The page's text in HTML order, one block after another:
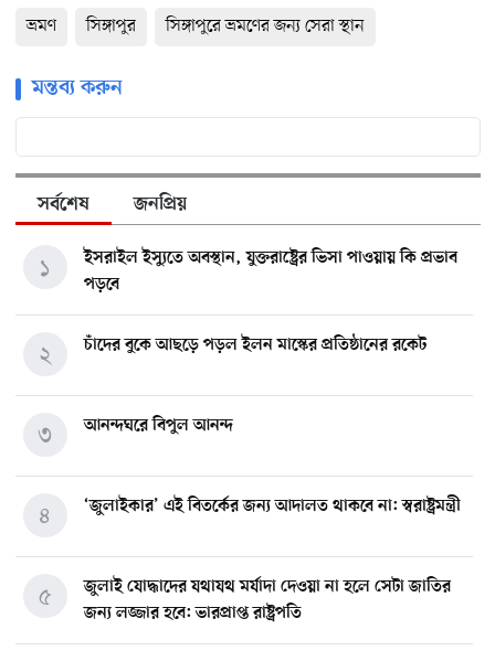
ভ্রমণ সিঙ্গাপুর সিঙ্গাপুরে ভ্রমণের জন্য সেরা স্থান
মন্তব্য করুন
সর্বশেষ জনপ্রিয়
ইসরাইল ইস্যুতে অবস্থান, যুক্তরাষ্ট্রের ভিসা পাওয়ায় কি প্রভাব
পড়বে
১
চাঁদের বুকে আছড়ে পড়ল ইলন মাস্কের প্রতিষ্ঠানের রকেট
২
আনন্দঘরে বিপুল আনন্দ
৩
‘জুলাইকার’ এই বিতর্কের জন্য আদালত থাকবে না: স্বরাষ্ট্রমন্ত্রী
৪
জুলাই যোদ্ধাদের যথাযথ মর্যাদা দেওয়া না হলে সেটা জাতির
জন্য লজ্জার হবে: ভারপ্রাপ্ত রাষ্ট্রপতি
৫